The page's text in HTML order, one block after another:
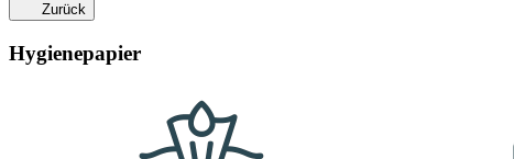
Zurück
Hygienepapier